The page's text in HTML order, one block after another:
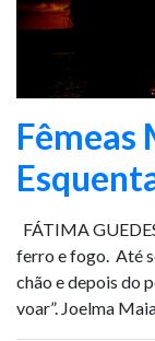
Fêmeas
FÁTIMA
ferro e fogo. Até
chão e depois do
voar”. Joelma